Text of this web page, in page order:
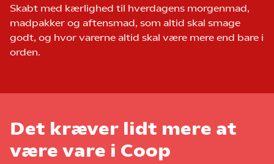
Skabt med kærlighed til hverdagens morgenmad,
madpakker og aftensmad, som altid skal smage
godt, og hvor varerne altid skal være mere end bare i
orden.
Det kræver lidt mere at
være vare i Coop